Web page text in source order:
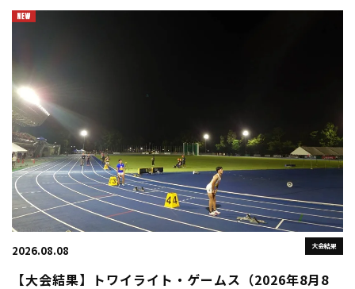
大会結果
2026.08.08
【大会結果】トワイライト・ゲームス（2026年8月8